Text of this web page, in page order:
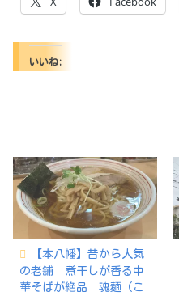
いいね:
【本八幡】昔から人気
の老舗 煮干しが香る中
華そばが絶品 魂麺（こ